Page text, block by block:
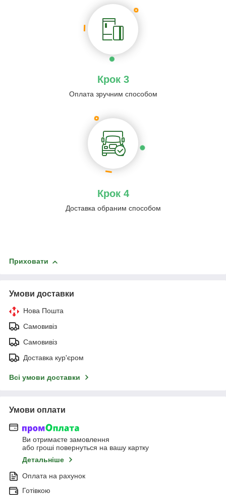
Крок 3
Оплата зручним способом
Крок 4
Доставка обраним способом
Приховати
Умови доставки
Нова Пошта
Самовивіз
Самовивіз
Доставка кур'єром
Всі умови доставки
Умови оплати
Ви отримаєте замовлення
або гроші повернуться на вашу картку
Детальніше
Оплата на рахунок
Готівкою